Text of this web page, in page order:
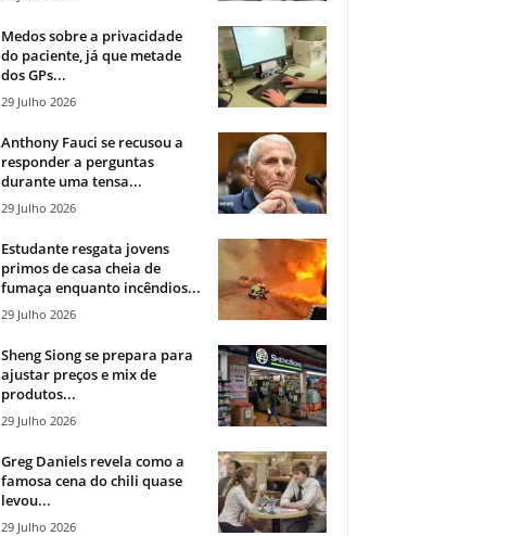
Medos sobre a privacidade
do paciente, já que metade
dos GPs...
29 Julho 2026
Anthony Fauci se recusou a
responder a perguntas
durante uma tensa...
29 Julho 2026
Estudante resgata jovens
primos de casa cheia de
fumaça enquanto incêndios...
29 Julho 2026
Sheng Siong se prepara para
ajustar preços e mix de
produtos...
29 Julho 2026
Greg Daniels revela como a
famosa cena do chili quase
levou...
29 Julho 2026